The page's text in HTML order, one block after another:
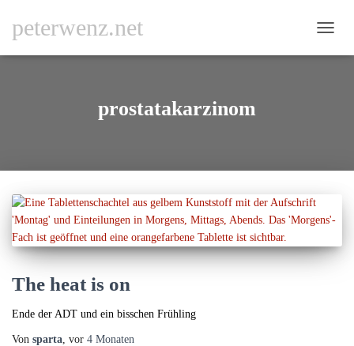
peterwenz.net
prostatakarzinom
The heat is on
Ende der ADT und ein bisschen Frühling
Von sparta, vor 4 Monaten